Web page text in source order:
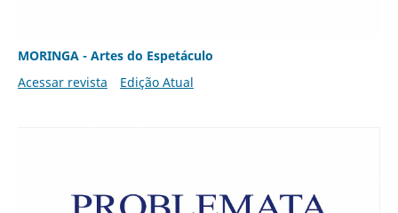
MORINGA - Artes do Espetáculo
Acessar revista
Edição Atual